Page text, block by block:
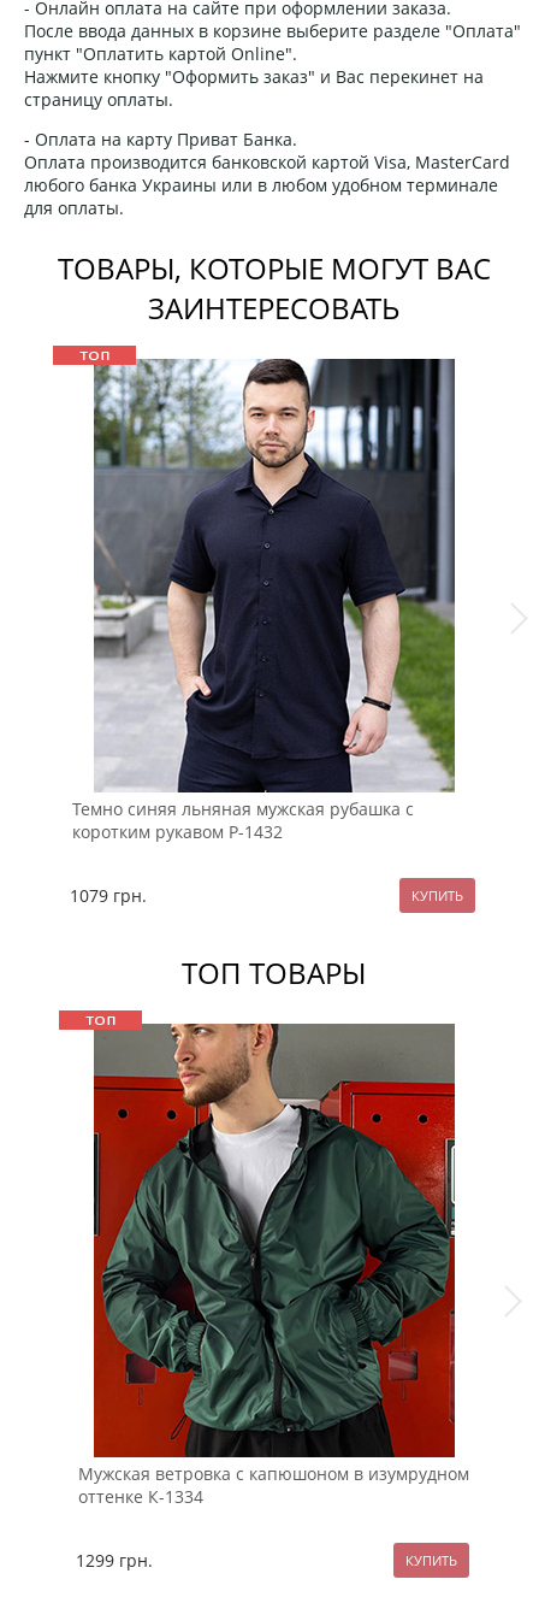
- Онлайн оплата на сайте при оформлении заказа.
После ввода данных в корзине выберите разделе "Оплата"
пункт "Оплатить картой Online".
Нажмите кнопку "Оформить заказ" и Вас перекинет на
страницу оплаты.
- Оплата на карту Приват Банка.
Оплата производится банковской картой Visa, MasterCard
любого банка Украины или в любом удобном терминале
для оплаты.
ТОВАРЫ, КОТОРЫЕ МОГУТ ВАС
ЗАИНТЕРЕСОВАТЬ
Темно синяя льняная мужская рубашка с
коротким рукавом Р-1432
1079 грн.
ТОП ТОВАРЫ
Мужская ветровка с капюшоном в изумрудном
оттенке К-1334
1299 грн.